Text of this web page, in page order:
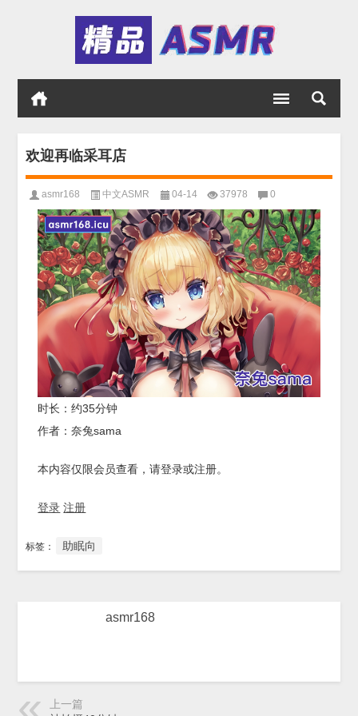
欢迎再临采耳店
asmr168 中文ASMR 04-14 37978 0
时长：约35分钟
作者：奈兔sama
本内容仅限会员查看，请登录或注册。
登录 注册
标签： 助眠向
asmr168
上一篇